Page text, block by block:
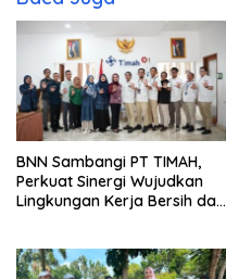
BNN Sambangi PT TIMAH,
Perkuat Sinergi Wujudkan
Lingkungan Kerja Bersih dari